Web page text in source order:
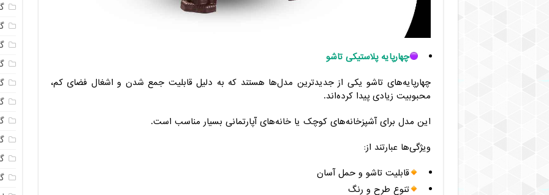
چهارپایه پلاستیکی تاشو
چهارپایه‌های تاشو یکی از جدیدترین مدل‌ها هستند که به دلیل قابلیت جمع شدن و اشغال فضای کم،
محبوبیت زیادی پیدا کرده‌اند.
این مدل برای آشپزخانه‌های کوچک یا خانه‌های آپارتمانی بسیار مناسب است.
ویژگی‌ها عبارتند از:
قابلیت تاشو و حمل آسان
تنوع طرح و رنگ